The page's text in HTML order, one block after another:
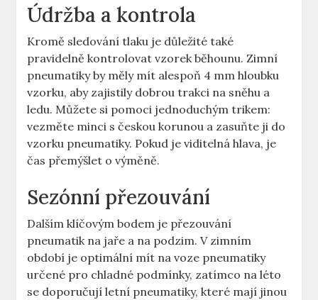
Údržba a kontrola
Kromě sledování tlaku je důležité také
pravidelně kontrolovat vzorek běhounu. Zimní
pneumatiky by měly mít alespoň 4 mm hloubku
vzorku, aby zajistily dobrou trakci na sněhu a
ledu. Můžete si pomoci jednoduchým trikem:
vezměte minci s českou korunou a zasuňte ji do
vzorku pneumatiky. Pokud je viditelná hlava, je
čas přemýšlet o výměně.
Sezónní přezouvání
Dalším klíčovým bodem je přezouvání
pneumatik na jaře a na podzim. V zimním
období je optimální mít na voze pneumatiky
určené pro chladné podmínky, zatímco na léto
se doporučují letní pneumatiky, které mají jinou